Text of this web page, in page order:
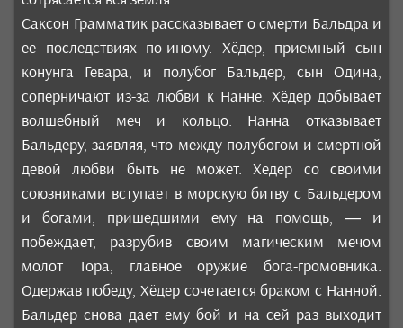
Саксон Грамматик рассказывает о смерти Бальдра и
ее последствиях по-иному. Хёдер, приемный сын
конунга Гевара, и полубог Бальдер, сын Одина,
соперничают из-за любви к Нанне. Хёдер добывает
волшебный меч и кольцо. Нанна отказывает
Бальдеру, заявляя, что между полубогом и смертной
девой любви быть не может. Хёдер со своими
союзниками вступает в морскую битву с Бальдером
и богами, пришедшими ему на помощь, — и
побеждает, разрубив своим магическим мечом
молот Тора, главное оружие бога-громовника.
Одержав победу, Хёдер сочетается браком с Нанной.
Бальдер снова дает ему бой и на сей раз выходит